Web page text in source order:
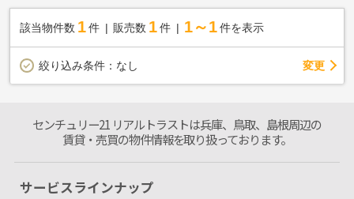
該当物件数 1件 販売数 1 件 1～1 件を表示
絞り込み条件： なし 変更
センチュリー21 リアルトラストは兵庫、鳥取、島根周辺の
賃貸・売買の物件情報を取り扱っております。
サービスラインナップ